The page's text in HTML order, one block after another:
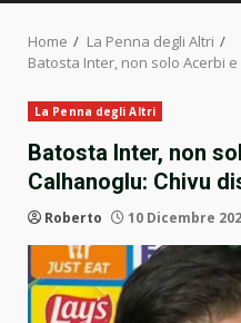
Home
La Penna degli Altri
Batosta Inter, non solo Acerbi
La Penna degli Altri
Batosta Inter, non
Calhanoglu: Chivu
Roberto 10 Dicembre